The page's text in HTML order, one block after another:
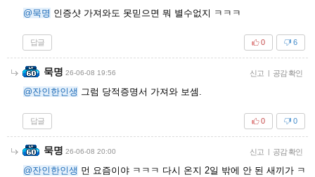
@묵명 인증샷 가져와도 못믿으면 뭐 별수없지 ㅋㅋㅋ
답글 6
0
묵명 26-06-08 19:56 신고 | 공감 확인
@잔인한인생 그럼 당적증명서 가져와 보셈.
답글 0
0
묵명 26-06-08 20:00 신고 | 공감 확인
@잔인한인생 먼 요즘이야 ㅋㅋㅋ 다시 온지 2일 밖에 안 된 새끼가 ㅋ